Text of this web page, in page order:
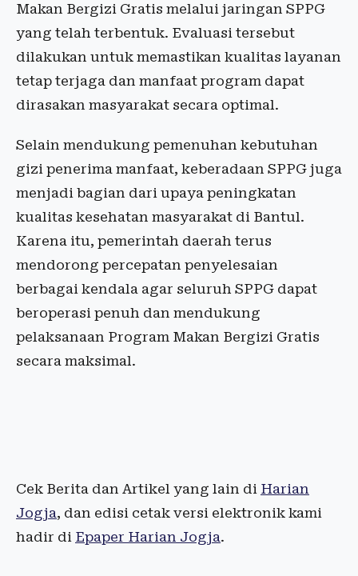
Makan Bergizi Gratis melalui jaringan SPPG
yang telah terbentuk. Evaluasi tersebut
dilakukan untuk memastikan kualitas layanan
tetap terjaga dan manfaat program dapat
dirasakan masyarakat secara optimal.
Selain mendukung pemenuhan kebutuhan
gizi penerima manfaat, keberadaan SPPG juga
menjadi bagian dari upaya peningkatan
kualitas kesehatan masyarakat di Bantul.
Karena itu, pemerintah daerah terus
mendorong percepatan penyelesaian
berbagai kendala agar seluruh SPPG dapat
beroperasi penuh dan mendukung
pelaksanaan Program Makan Bergizi Gratis
secara maksimal.
Cek Berita dan Artikel yang lain di Harian
Jogja, dan edisi cetak versi elektronik kami
hadir di Epaper Harian Jogja.